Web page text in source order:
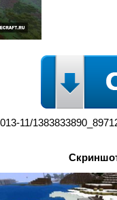
11/